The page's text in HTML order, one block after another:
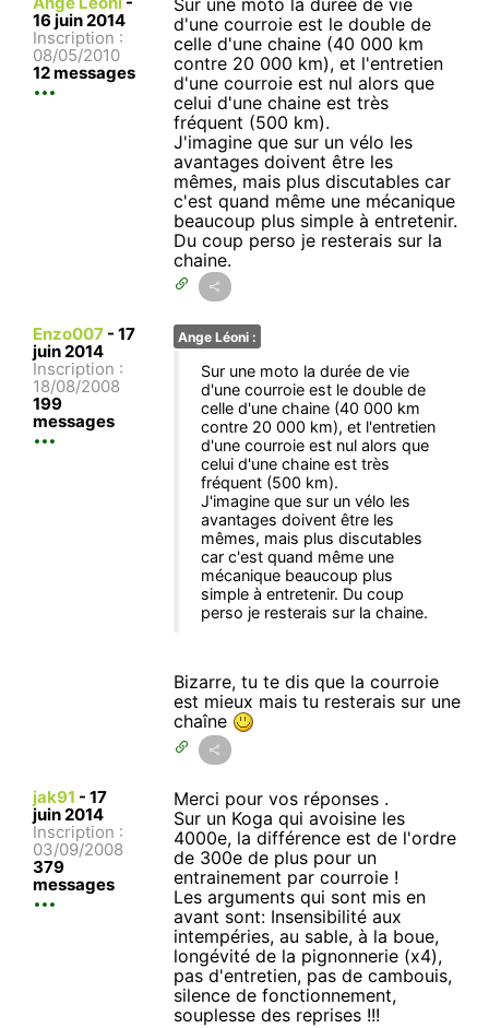
16 juin 2014
Inscription :
08/05/2010
12 messages
d'une courroie est le double de
celle d'une chaine (40 000 km
contre 20 000 km), et l'entretien
d'une courroie est nul alors que
celui d'une chaine est très
fréquent (500 km).
J'imagine que sur un vélo les
avantages doivent être les
mêmes, mais plus discutables car
c'est quand même une mécanique
beaucoup plus simple à entretenir.
Du coup perso je resterais sur la
chaine.
Enzo007 - 17
juin 2014
Inscription :
18/08/2008
199
messages
Ange Léoni :
Sur une moto la durée de vie
d'une courroie est le double de
celle d'une chaine (40 000 km
contre 20 000 km), et l'entretien
d'une courroie est nul alors que
celui d'une chaine est très
fréquent (500 km).
J'imagine que sur un vélo les
avantages doivent être les
mêmes, mais plus discutables
car c'est quand même une
mécanique beaucoup plus
simple à entretenir. Du coup
perso je resterais sur la chaine.
Bizarre, tu te dis que la courroie
est mieux mais tu resterais sur une
chaîne
jak91 - 17
juin 2014
Inscription :
03/09/2008
379
messages
Merci pour vos réponses .
Sur un Koga qui avoisine les
4000e, la différence est de l'ordre
de 300e de plus pour un
entrainement par courroie !
Les arguments qui sont mis en
avant sont: Insensibilité aux
intempéries, au sable, à la boue,
longévité de la pignonnerie (x4),
pas d'entretien, pas de cambouis,
silence de fonctionnement,
souplesse des reprises !!!